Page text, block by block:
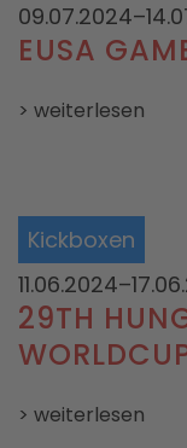
EUSA
> weiterlesen
Kickboxen
29TH
> weiterlesen